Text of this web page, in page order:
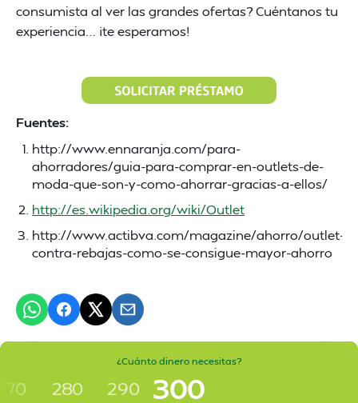
consumista al ver las grandes ofertas? Cuéntanos tu
experiencia… ¡te esperamos!
Fuentes:
http://www.ennaranja.com/para-
ahorradores/guia-para-comprar-en-outlets-de-
moda-que-son-y-como-ahorrar-gracias-a-ellos/
http://es.wikipedia.org/wiki/Outlet
http://www.actibva.com/magazine/ahorro/outlet-
contra-rebajas-como-se-consigue-mayor-ahorro
¿Cuánto dinero necesitas?
280 290 300